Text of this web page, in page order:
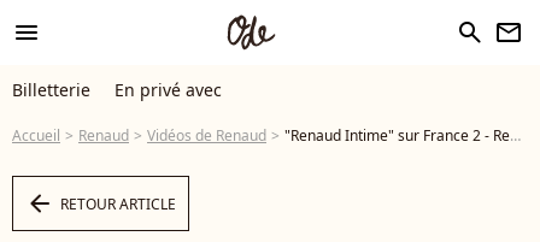
menu search newsletter
Billetterie En privé avec
Accueil Renaud Vidéos de Renaud "Renaud Intime" sur France 2 - Renaud : Sa première femme Dominique, mère de Lolita Séchan, s'exprime sur son histoire avec sa femme Cerise - Vidéo
arrow_left RETOUR ARTICLE